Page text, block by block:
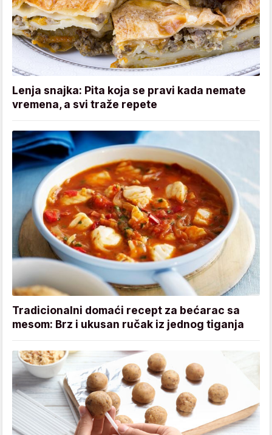
Lenja snajka: Pita koja se pravi kada nemate
vremena, a svi traže repete
Tradicionalni domaći recept za bećarac sa
mesom: Brz i ukusan ručak iz jednog tiganja